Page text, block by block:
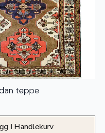
teppe
I Handlekurv